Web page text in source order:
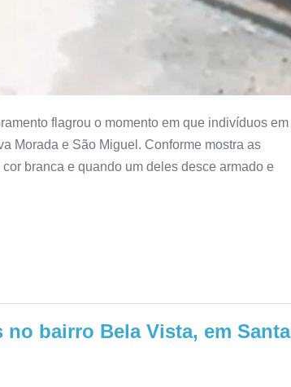
flagrou o momento em que indivíduos em
Morada e São Miguel. Conforme mostra as
branca e quando um deles desce armado e
bairro Bela Vista, em Santa